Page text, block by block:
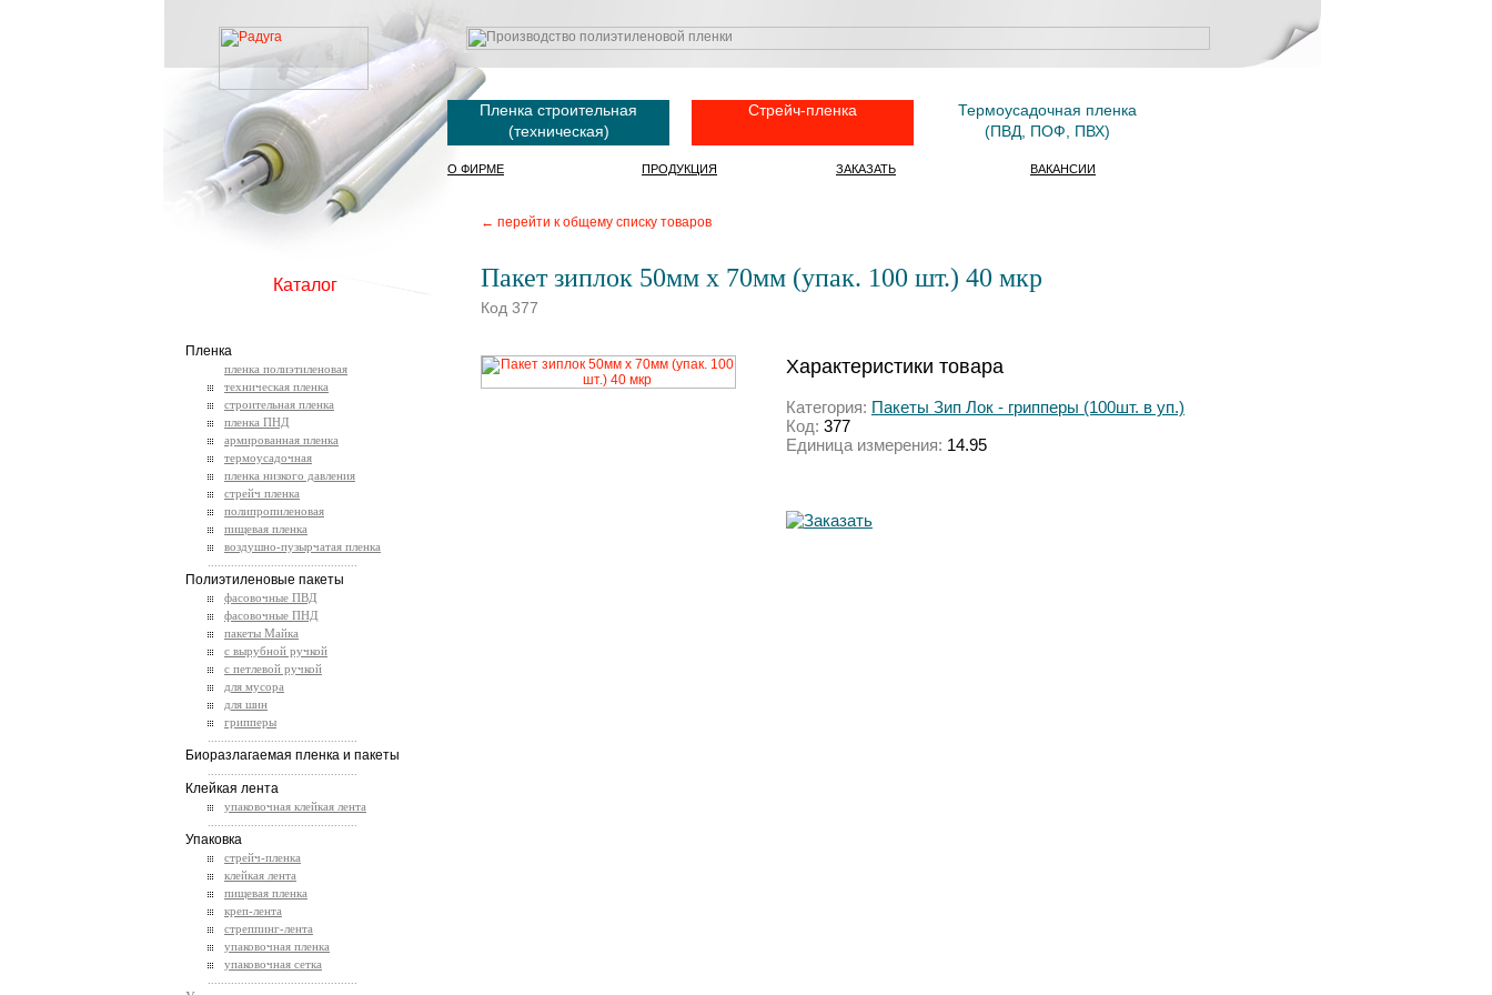
Пленка строительная
(техническая)
Стрейч-пленка
Термоусадочная пленка
(ПВД, ПОФ, ПВХ)
О ФИРМЕ ПРОДУКЦИЯ ЗАКАЗАТЬ ВАКАНСИИ
← перейти к общему списку товаров
Пакет зиплок 50мм х 70мм (упак. 100 шт.) 40 мкр
Код 377
Характеристики товара
Категория: Пакеты Зип Лок - грипперы (100шт. в уп.)
Код: 377
Единица измерения: 14.95
Каталог
Пленка
пленка полиэтиленовая
техническая пленка
строительная пленка
пленка ПНД
армированная пленка
термоусадочная
пленка низкого давления
стрейч пленка
полипропиленовая
пищевая пленка
воздушно-пузырчатая пленка
Полиэтиленовые пакеты
фасовочные ПВД
фасовочные ПНД
пакеты Майка
с вырубной ручкой
с петлевой ручкой
для мусора
для шин
грипперы
Биоразлагаемая пленка и пакеты
Клейкая лента
упаковочная клейкая лента
Упаковка
стрейч-пленка
клейкая лента
пищевая пленка
креп-лента
стреппинг-лента
упаковочная пленка
упаковочная сетка